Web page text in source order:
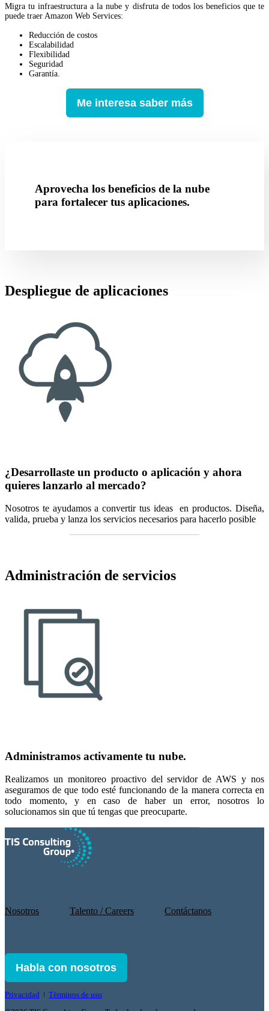
Migra tu infraestructura a la nube y disfruta de todos los beneficios que te
puede traer Amazon Web Services:
Reducción de costos
Escalabilidad
Flexibilidad
Seguridad
Garantía.
Me interesa saber más
Aprovecha los beneficios de la nube
para fortalecer tus aplicaciones.
Despliegue de aplicaciones
¿Desarrollaste un producto o aplicación y ahora
quieres lanzarlo al mercado?
Nosotros te ayudamos a convertir tus ideas en productos. Diseña,
valida, prueba y lanza los servicios necesarios para hacerlo posible
Administración de servicios
Administramos activamente tu nube.
Realizamos un monitoreo proactivo del servidor de AWS y nos
aseguramos de que todo esté funcionando de la manera correcta en
todo momento, y en caso de haber un error, nosotros lo
solucionamos sin que tú tengas que preocuparte.
Nosotros Talento / Careers Contáctanos
Habla con nosotros
Privacidad ǀ Términos de uso